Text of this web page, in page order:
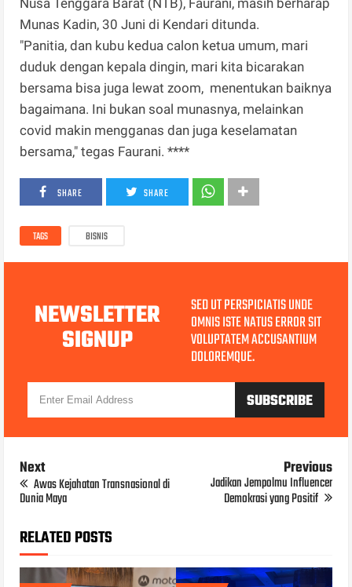
Munas Kadin, 30 Juni di Kendari ditunda.
"Panitia, dan kubu kedua calon ketua umum, mari
duduk dengan kepala dingin, mari kita bicarakan
bersama bisa juga lewat zoom, menentukan baiknya
bagaimana. Ini bukan soal munasnya, melainkan
covid makin mengganas dan juga keselamatan
bersama," tegas Faurani. ****
SHARE SHARE
TAGS BISNIS
NEWSLETTER
SIGNUP
SED UT PERSPICIATIS UNDE
OMNIS ISTE NATUS ERROR SIT
VOLUPTATEM ACCUSANTIUM
DOLOREMQUE.
Next
Awas Kejahatan Transnasional di
Dunia Maya
Previous
Jadikan Jempolmu Influencer
Demokrasi yang Positif
RELATED POSTS